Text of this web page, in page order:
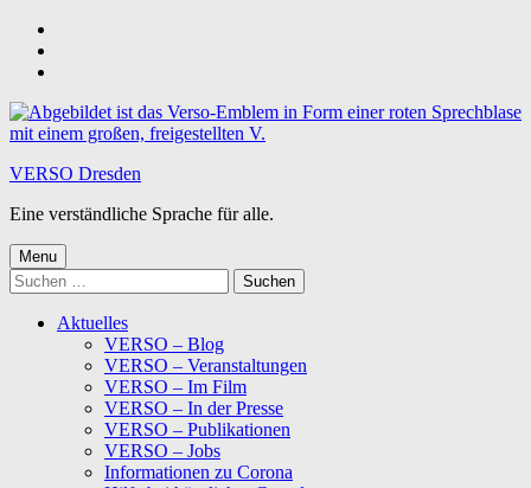
content
footer
VERSO Dresden
Eine verständliche Sprache für alle.
Menu
Suchen
nach:
Aktuelles
VERSO – Blog
VERSO – Veranstaltungen
VERSO – Im Film
VERSO – In der Presse
VERSO – Publikationen
VERSO – Jobs
Informationen zu Corona